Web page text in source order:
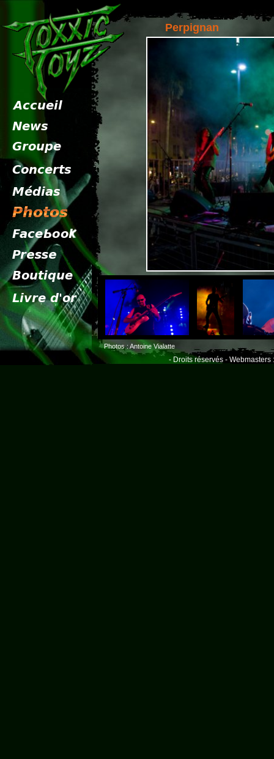
Perpignan
Photos : Antoine Vialatte
- Droits réservés - Webmasters